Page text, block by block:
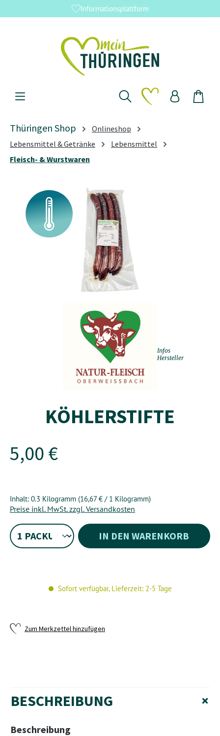
Zum Hauptinhalt springenInformationsplattform
Du hast 0 Produkte
Thüringen Shop
Onlineshop
Lebensmittel & Getränke
Lebensmittel
Fleisch- & Wurstwaren
Bildergalerie überspringen
Infos
Hersteller
KÖHLERSTIFTE
5,00 €
Inhalt: 0.3 Kilogramm (16,67 € / 1 Kilogramm)
Preise inkl. MwSt. zzgl. Versandkosten
IN DEN WARENKORB
Sofort verfügbar, Lieferzeit: 2-5 Tage
Zum Merkzettel hinzufügen
BESCHREIBUNG +
Beschreibung